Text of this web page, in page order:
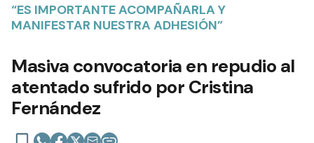
“ES IMPORTANTE ACOMPAÑARLA Y
MANIFESTAR NUESTRA ADHESIÓN”
Masiva convocatoria en repudio al
atentado sufrido por Cristina
Fernández